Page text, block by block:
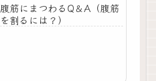
腹筋にまつわるQ＆A（腹筋
を割るには？）